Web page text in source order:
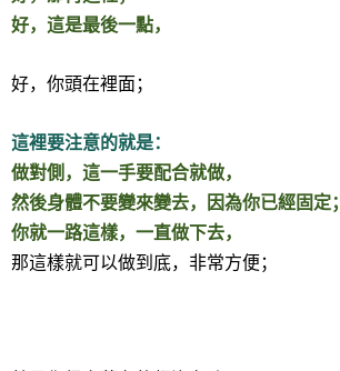
好，這是最後一點，
好，你頭在裡面；
這裡要注意的就是：
做對側，這一手要配合就做，
然後身體不要變來變去，因為你已經固定；
你就一路這樣，一直做下去，
那這樣就可以做到底，非常方便；